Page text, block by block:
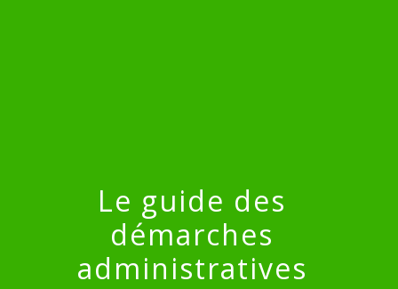
Le guide des
démarches
administratives